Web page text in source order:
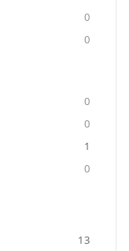
0
0
0
0
1
0
13